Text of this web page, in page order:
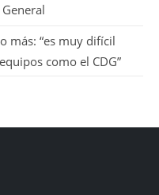
más: “es muy difícil
como el CDG”